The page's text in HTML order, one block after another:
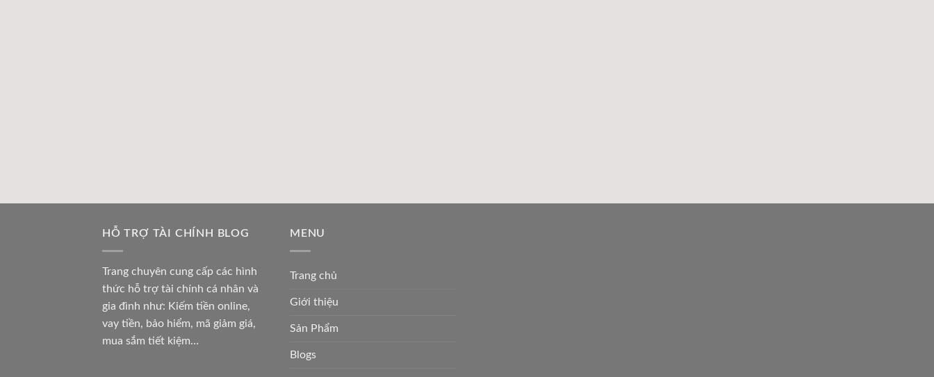
HỖ TRỢ TÀI CHÍNH BLOG
Trang chuyên cung cấp các hình
thức hỗ trợ tài chính cá nhân và
gia đình như: Kiếm tiền online,
vay tiền, bảo hiểm, mã giảm giá,
mua sắm tiết kiệm…
MENU
Trang chủ
Giới thiệu
Sản Phẩm
Blogs